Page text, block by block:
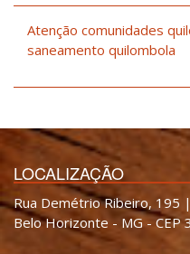
Atenção comunidades
saneamento quilombola
LOCALIZAÇÃO
Rua Demétrio Ribeiro, 195
Belo Horizonte - MG - CEP